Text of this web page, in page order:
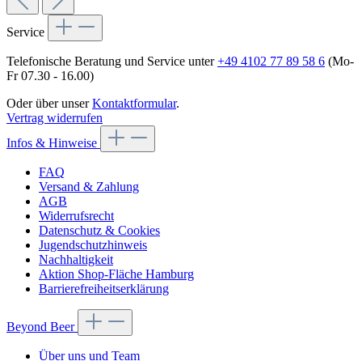
Service
Telefonische Beratung und Service unter+49 4102 77 89 58 6 (Mo-
Fr 07.30 - 16.00)
Oder über unserKontaktformular.
Vertrag widerrufen
Infos & Hinweise
FAQ
Versand & Zahlung
AGB
Widerrufsrecht
Datenschutz & Cookies
Jugendschutzhinweis
Nachhaltigkeit
Aktion Shop-Fläche Hamburg
Barrierefreiheitserklärung
Beyond Beer
Über uns und Team